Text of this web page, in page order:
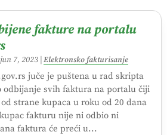
fakture na portalu
jun 7, 2023| Elektronsko fakturisanje
juče je puštena u rad skripta
odbijanje svih faktura na portalu čiji
strane kupaca u roku od 20 dana
fakturu nije ni odbio ni
faktura će preći u...